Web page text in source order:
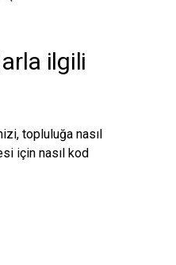
ilgili
topluluğa nasıl
için nasıl kod